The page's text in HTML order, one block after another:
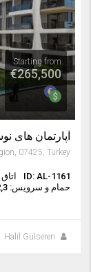
Starting from
€265,500
آپارتمان های
ID: AL-1161
اتاق
حمام و سرویس: 1,2,3
Halil Gülseren